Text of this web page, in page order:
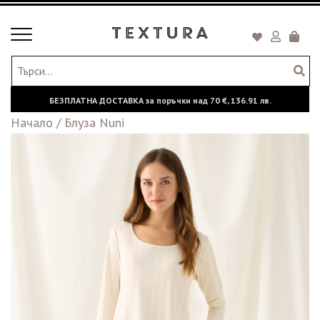
Toggle
БЕЗПЛАТНА ДОСТАВКА за поръчки над 70 €,136.91 лв.
Начало / Блуза Nuni